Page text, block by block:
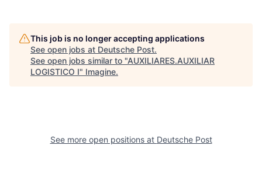
This job is no longer accepting applications
See open jobs at Deutsche Post.
See open jobs similar to "AUXILIARES.AUXILIAR
LOGISTICO I" Imagine.
See more open positions at Deutsche Post